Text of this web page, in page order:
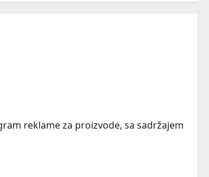
reklame za proizvode, sa sadržajem